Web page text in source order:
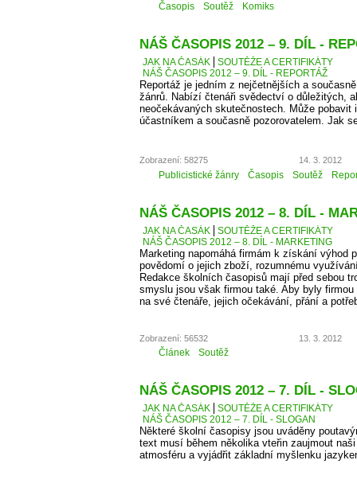
Časopis Soutěž Komiks
NÁŠ ČASOPIS 2012 – 9. DÍL -
JAK NA ČASÁK
SOUTĚŽE A CERTIFIKÁTY
NÁŠ ČASOPIS 2012 – 9. DÍL - REPORTÁŽ
Reportáž je jedním z nejčetnějších a
žánrů. Nabízí čtenáři svědectví o důležitých,
neočekávaných skutečnostech. Může pobavit
účastníkem a současně pozorovatelem. Jak
Zobrazení: 58275 14. 3. 2012
Publicistické žánry Časopis Soutěž
NÁŠ ČASOPIS 2012 – 8. DÍL -
JAK NA ČASÁK
SOUTĚŽE A CERTIFIKÁTY
NÁŠ ČASOPIS 2012 – 8. DÍL - MARKETING
Marketing napomáhá firmám k získání výhod
povědomí o jejich zboží, rozumnému
Redakce školních časopisů mají před sebou
smyslu jsou však firmou také. Aby byly
na své čtenáře, jejich očekávání, přání a
Zobrazení: 56532 13. 3. 2012
Článek Soutěž
NÁŠ ČASOPIS 2012 – 7. DÍL -
JAK NA ČASÁK
SOUTĚŽE A CERTIFIKÁTY
NÁŠ ČASOPIS 2012 – 7. DÍL - SLOGAN
Některé školní časopisy jsou uváděny
text musí během několika vteřin zaujmout
atmosféru a vyjádřit základní myšlenku